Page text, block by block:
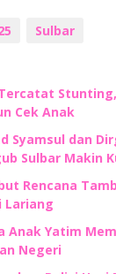
Sulbar
Cek Anak
Syamsul dan
Sulbar Makin
Rencana
Lariang
Anak Yatim
Negeri